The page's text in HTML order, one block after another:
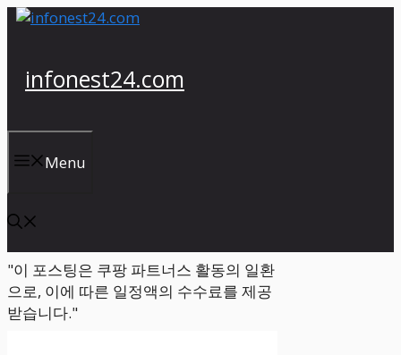
컨
기
infonest24.com
Menu
"이 포스팅은 쿠팡 파트너스 활동의 일환
으로, 이에 따른 일정액의 수수료를 제공
받습니다."